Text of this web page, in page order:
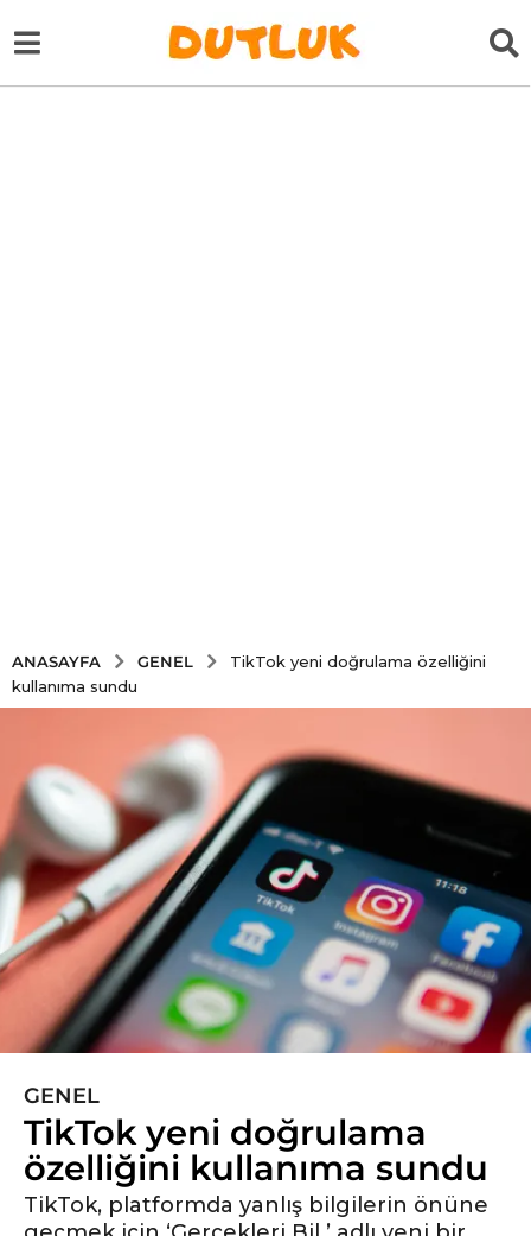
ANASAYFA GENEL
TikTok yeni doğrulama özelliğini
kullanıma sundu
5
y
l
ö
GENEL
TikTok yeni doğrulama
özelliğini kullanıma sundu
TikTok, platformda yanlış bilgilerin önüne